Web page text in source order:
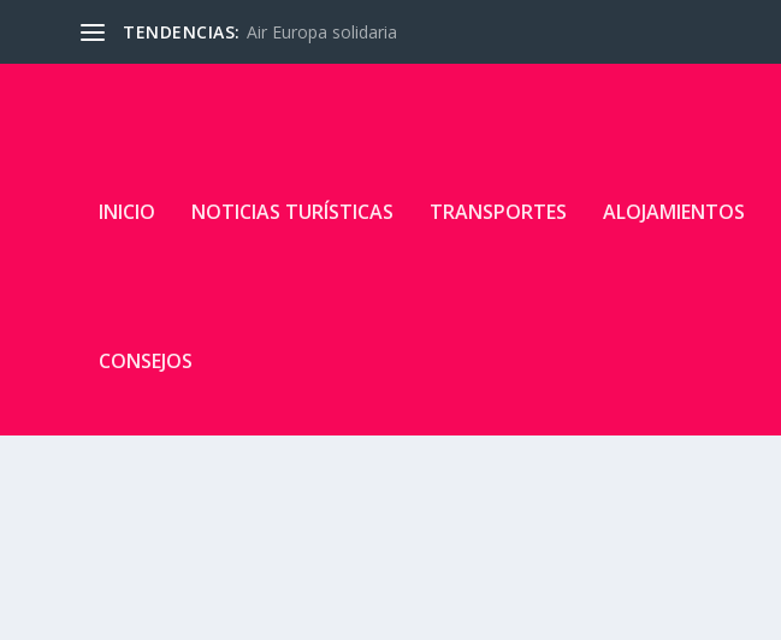
TENDENCIAS: Air Europa solidaria
INICIO NOTICIAS TURÍSTICAS TRANSPORTES ALOJAMIENTOS
CONSEJOS